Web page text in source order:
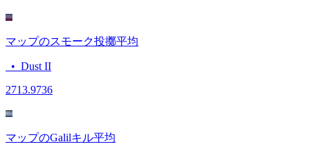
マップのスモーク投擲平均
• Dust II
2713.9736
マップのGalilキル平均